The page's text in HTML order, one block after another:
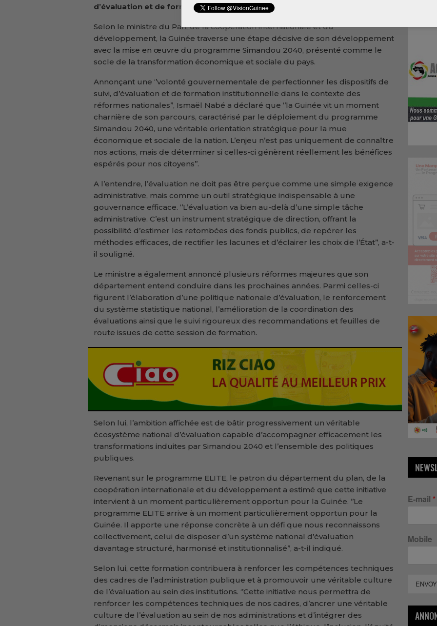
d’évaluation et de formation institutionnelle.
Selon le ministre du Pan, de la coopération internationale et du
développement, la Guinée traverse une étape décisive de son développement
avec la mise en œuvre du programme Simandou 2040, présenté comme le
socle de la transformation économique et sociale du pays.
Annonçant une ‘’volonté gouvernementale de perfectionner les dispositifs de
suivi, d’évaluation et de formation institutionnelle dans le contexte des
réformes nationales’’, Ismaël Nabé a déclaré que ‘’la Guinée vit un moment
charnière de son parcours, caractérisé par le déploiement du programme
Simandou 2040, une véritable orientation stratégique pour la mue
économique et sociale de la nation. L’enjeu n’est pas uniquement de connaître
nos actions, mais de déterminer si celles-ci génèrent réellement les bénéfices
espérés pour nos citoyens’’.
A l’entendre, l’évaluation ne doit pas être perçue comme une simple exigence
administrative, mais comme un outil stratégique indispensable à une
gouvernance efficace. ‘’L’évaluation va bien au-delà d’une simple tâche
administrative. C’est un instrument stratégique de direction, offrant la
possibilité d’estimer les retombées des fonds publics, de repérer les
méthodes efficaces, de rectifier les lacunes et d’éclairer les choix de l’État’’, a-t-
il souligné.
Le ministre a également annoncé plusieurs réformes majeures que son
département entend conduire dans les prochaines années. Parmi celles-ci
figurent l’élaboration d’une politique nationale d’évaluation, le renforcement
du système statistique national, l’amélioration de la coordination des
évaluations ainsi que le suivi rigoureux des recommandations et feuilles de
route issues de cette session de formation.
Selon lui, l’ambition affichée est de bâtir progressivement un véritable
écosystème national d’évaluation capable d’accompagner efficacement les
transformations induites par Simandou 2040 et l’ensemble des politiques
publiques.
Revenant sur le programme ELITE, le patron du département du plan, de la
coopération internationale et du développement a estimé que cette initiative
intervient à un moment particulièrement opportun pour la Guinée. ‘’Le
programme ELITE arrive à un moment particulièrement opportun pour la
Guinée. Il apporte une réponse concrète à un défi que nous reconnaissons
collectivement, celui de disposer d’un système national d’évaluation
davantage structuré, harmonisé et institutionnalisé’’, a-t-il indiqué.
Selon lui, cette formation contribuera à renforcer les compétences techniques
des cadres de l’administration publique et à promouvoir une véritable culture
de l’évaluation au sein des institutions. ‘’Cette initiative nous permettra de
renforcer les compétences techniques de nos cadres, d’ancrer une véritable
culture de l’évaluation au sein de nos administrations et d’intégrer des
E-mail *
Mobile